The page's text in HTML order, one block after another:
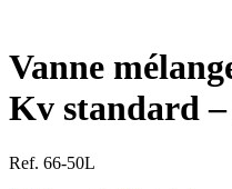
Vanne
Kv standard
Ref. 66-50L